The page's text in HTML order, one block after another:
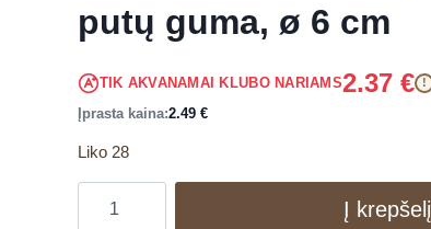
putų guma, ø 6 cm
TIK AKVANAMAI KLUBO NARIAMS2.37 € !
Įprasta kaina:2.49 €
Liko 28
Į krepšelį